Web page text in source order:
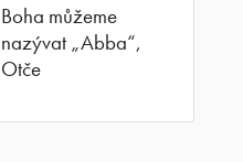
Boha můžeme
nazývat „Abba“,
Otče